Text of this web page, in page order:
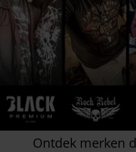
Ontdek merken